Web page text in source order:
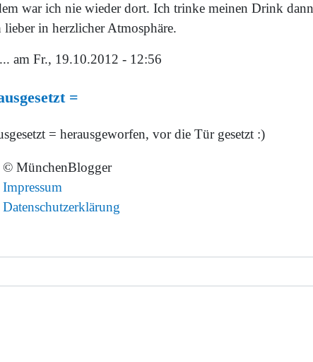
war ich nie wieder dort. Ich trinke meinen Drink dann
lieber in herzlicher Atmosphäre.
am Fr., 19.10.2012 - 12:56
=
= herausgeworfen, vor die Tür gesetzt :)
© MünchenBlogger
Impressum
Datenschutzerklärung